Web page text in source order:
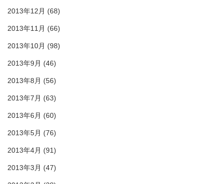
2013年12月 (68)
2013年11月 (66)
2013年10月 (98)
2013年9月 (46)
2013年8月 (56)
2013年7月 (63)
2013年6月 (60)
2013年5月 (76)
2013年4月 (91)
2013年3月 (47)